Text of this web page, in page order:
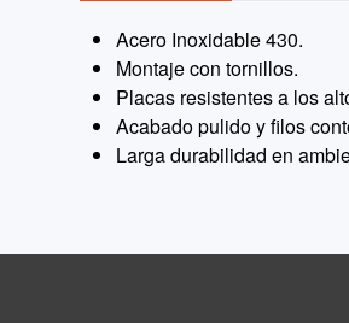
Acero Inoxidable 430.
Montaje con tornillos.
Placas resistentes a los
Acabado pulido y filos
Larga durabilidad en